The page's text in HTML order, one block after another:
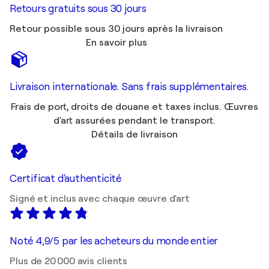
Retours gratuits sous 30 jours
Retour possible sous 30 jours après la livraison
En savoir plus
Livraison internationale. Sans frais supplémentaires.
Frais de port, droits de douane et taxes inclus. Œuvres
d'art assurées pendant le transport.
Détails de livraison
Certificat d'authenticité
Signé et inclus avec chaque œuvre d'art
Noté 4,9/5 par les acheteurs du monde entier
Plus de 20 000 avis clients